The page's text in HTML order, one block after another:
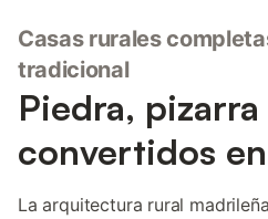
Casas rurales
tradicional
Piedra,
convertidos
La arquitectura rural